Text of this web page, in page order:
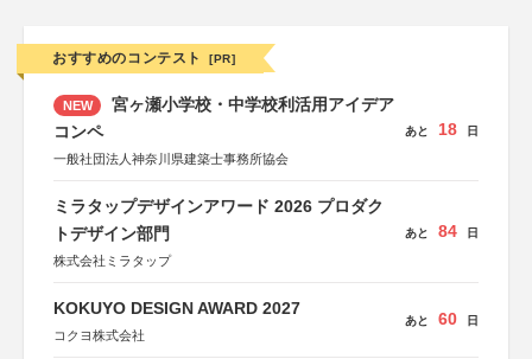
おすすめのコンテスト [PR]
NEW
宮ヶ瀬小学校・中学校利活用アイデア
コンペ
一般社団法人神奈川県建築士事務所協会
あと 18 日
ミラタップデザインアワード 2026 プロダク
トデザイン部門
株式会社ミラタップ
あと 84 日
KOKUYO DESIGN AWARD 2027
コクヨ株式会社
あと 60 日